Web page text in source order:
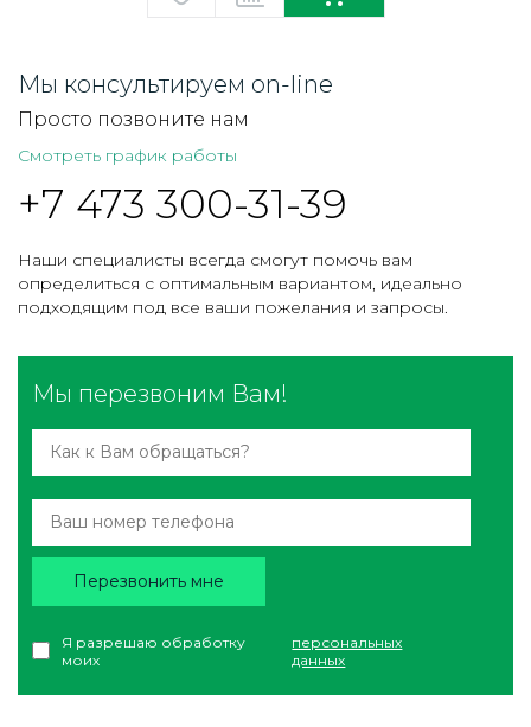
Мы консультируем on-line
Просто позвоните нам
Смотреть график работы
+7 473 300-31-39
Наши специалисты всегда смогут помочь вам
определиться с оптимальным вариантом, идеально
подходящим под все ваши пожелания и запросы.
Мы перезвоним Вам!
Я разрешаю обработку
моих
персональных
данных
Перезвонить мне